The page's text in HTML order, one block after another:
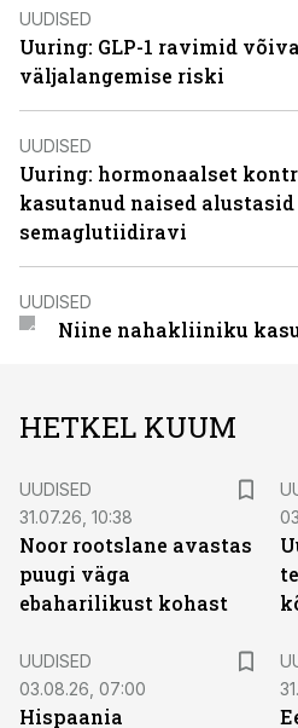
UUDISED
Uuring: GLP-1 ravimid
väljalangemise riski
UUDISED
Uuring: hormonaalset
kasutanud naised
semaglutiidiravi
UUDISED
Niine nahakliiniku
HETKEL KUUM
UUDISED
31.07.26, 10:38
Noor rootslane avastas
puugi väga
ebaharilikust kohast
UUDISED
03.08.26, 07:00
Hispaania